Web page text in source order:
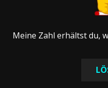
Meine Zahl erhältst du,